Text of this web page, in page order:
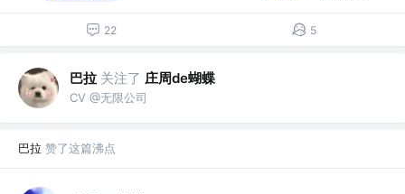
22 5
巴拉 关注了 庄周de蝴蝶
CV @无限公司
巴拉 赞了这篇沸点